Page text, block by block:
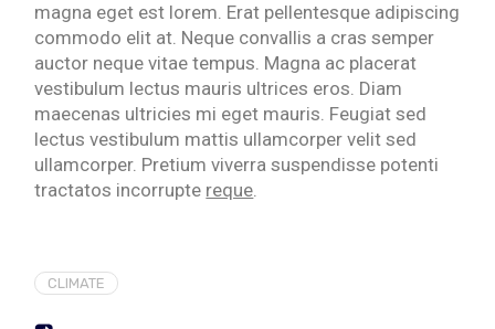
magna eget est lorem. Erat pellentesque adipiscing
commodo elit at. Neque convallis a cras semper
auctor neque vitae tempus. Magna ac placerat
vestibulum lectus mauris ultrices eros. Diam
maecenas ultricies mi eget mauris. Feugiat sed
lectus vestibulum mattis ullamcorper velit sed
ullamcorper. Pretium viverra suspendisse potenti
tractatos incorrupte reque.
CLIMATE